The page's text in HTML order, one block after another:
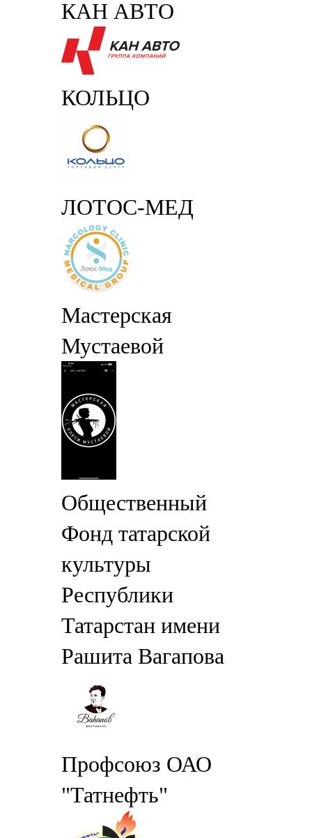
КАН АВТО
КОЛЬЦО
ЛОТОС-МЕД
Мастерская
Мустаевой
Общественный
Фонд татарской
культуры
Республики
Татарстан имени
Рашита Вагапова
Профсоюз ОАО
"Татнефть"